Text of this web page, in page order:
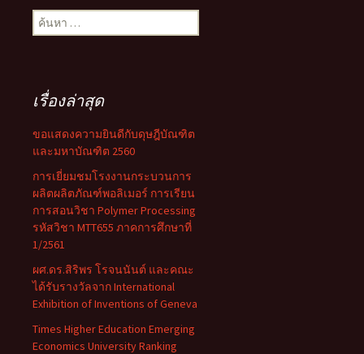
ค้นหา
สำหรับ:
เรื่องล่าสุด
ขอแสดงความยินดีกับดุษฎีบัณฑิต
และมหาบัณฑิต 2560
การเยี่ยมชมโรงงานกระบวนการ
ผลิตผลิตภัณฑ์พอลิเมอร์ การเรียน
การสอนวิชา Polymer Processing
รหัสวิชา MTT655 ภาคการศึกษาที่
1/2561
ผศ.ดร.สิริพร โรจนนันต์ และคณะ
ได้รับรางวัลจาก International
Exhibition of Inventions of Geneva
Times Higher Education Emerging
Economics University Ranking